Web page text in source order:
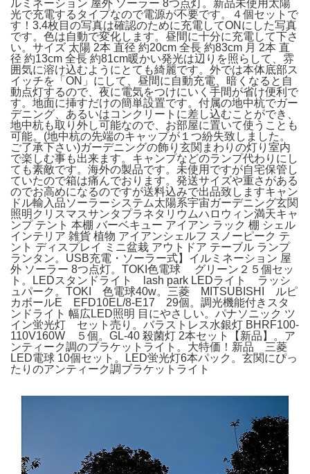
ルミネーション 屋外 ソーラー 8つ点灯。新品未使用太陽
光で充電するタイプなので電源が不要です。４個セットで
す！3.4枚目の写真は確認のために充電してONにした写真
です。色は自動で変化します。昼間に十分に充電して下さ
い。サイズ 太陽 2本 直径 約20cm 全長 約83cm 月 2本 直
径 約13cm 全長 約81cm暖かい発光は辺りを照らして、雰
囲気に溶け込むようにとても綺麗です。外では本体底部ス
イッチを「ON」にして、昼間に自動充電、暗くなると自
動点灯するので、夜に電気をつけにいく手間が省け便利で
す。地面に挿すだけの簡単設置です。付属の地中杭でガー
デニング、あるいはコンクリートに差し込むことができ、
地中杭も取り外し可能なので、お部屋に置いて使うことも
可能。(地中杭の先端のキャップが１つ紛失致しました。
ご了承下さい)ガーデニングの飾り玄関まわりの灯り室内
で楽しむ事も出来ます。キャンプなどのランプ代わりにし
ても素敵です。海外の製品です。未使用ですが自宅保管し
ていたので箱は痛んでおります。発送サイズや重さがある
のでお高めになるのですが送料込みで出品致しますキャン
ドル輸入品ソーラーシステム太陽系宇宙ガーデニング玄関
照明クリスマスサンタプラネタリウムハロウィン満天キャ
ンプ テント 本棚 バーベキュー アイアン ラック 棚 シェル
インテリア 雑貨 植物 アイアンシェルフ スノーピーク テ
ント ディスプレイ ミニ盆栽 アウトドア テーブル ランプ
ランタン。USB充電・ソーラー式】イルミネーション 屋
外 ソーラー 8つ点灯。TOKI色電球 グリーン２５個セッ
ト。LEDスタンドライト lash park LEDライト ラッシ
ュパーク。TOKI 色電球40w。三菱 MITSUBISHI ルピ
カボールE EFD10EL/8-E17 29個。調光機能付きスタ
ンドライト 幅広LED照明 目にやさしい。パナソニック ツ
イン蛍光灯 セット売り。バラストレス水銀灯 BHRF100-
110V160W ５個。GL-40 殺菌灯 2本セット【新品】。ア
ンティーク調のブラケットライト。大特価！新品 三菱
LED電球 10個セット。LED蛍光灯6本パック。玄関にぴっ
たりのアンティーク調ブラケットライト